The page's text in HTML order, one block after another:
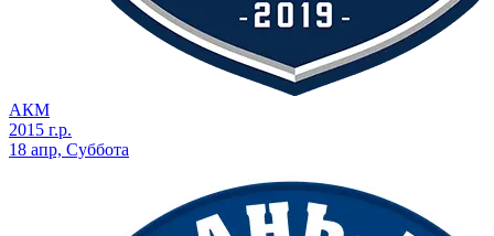
АКМ
2015 г.р.
18 апр, Суббота